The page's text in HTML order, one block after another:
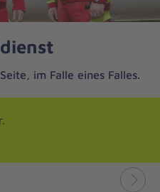
im Falle eines Falles.